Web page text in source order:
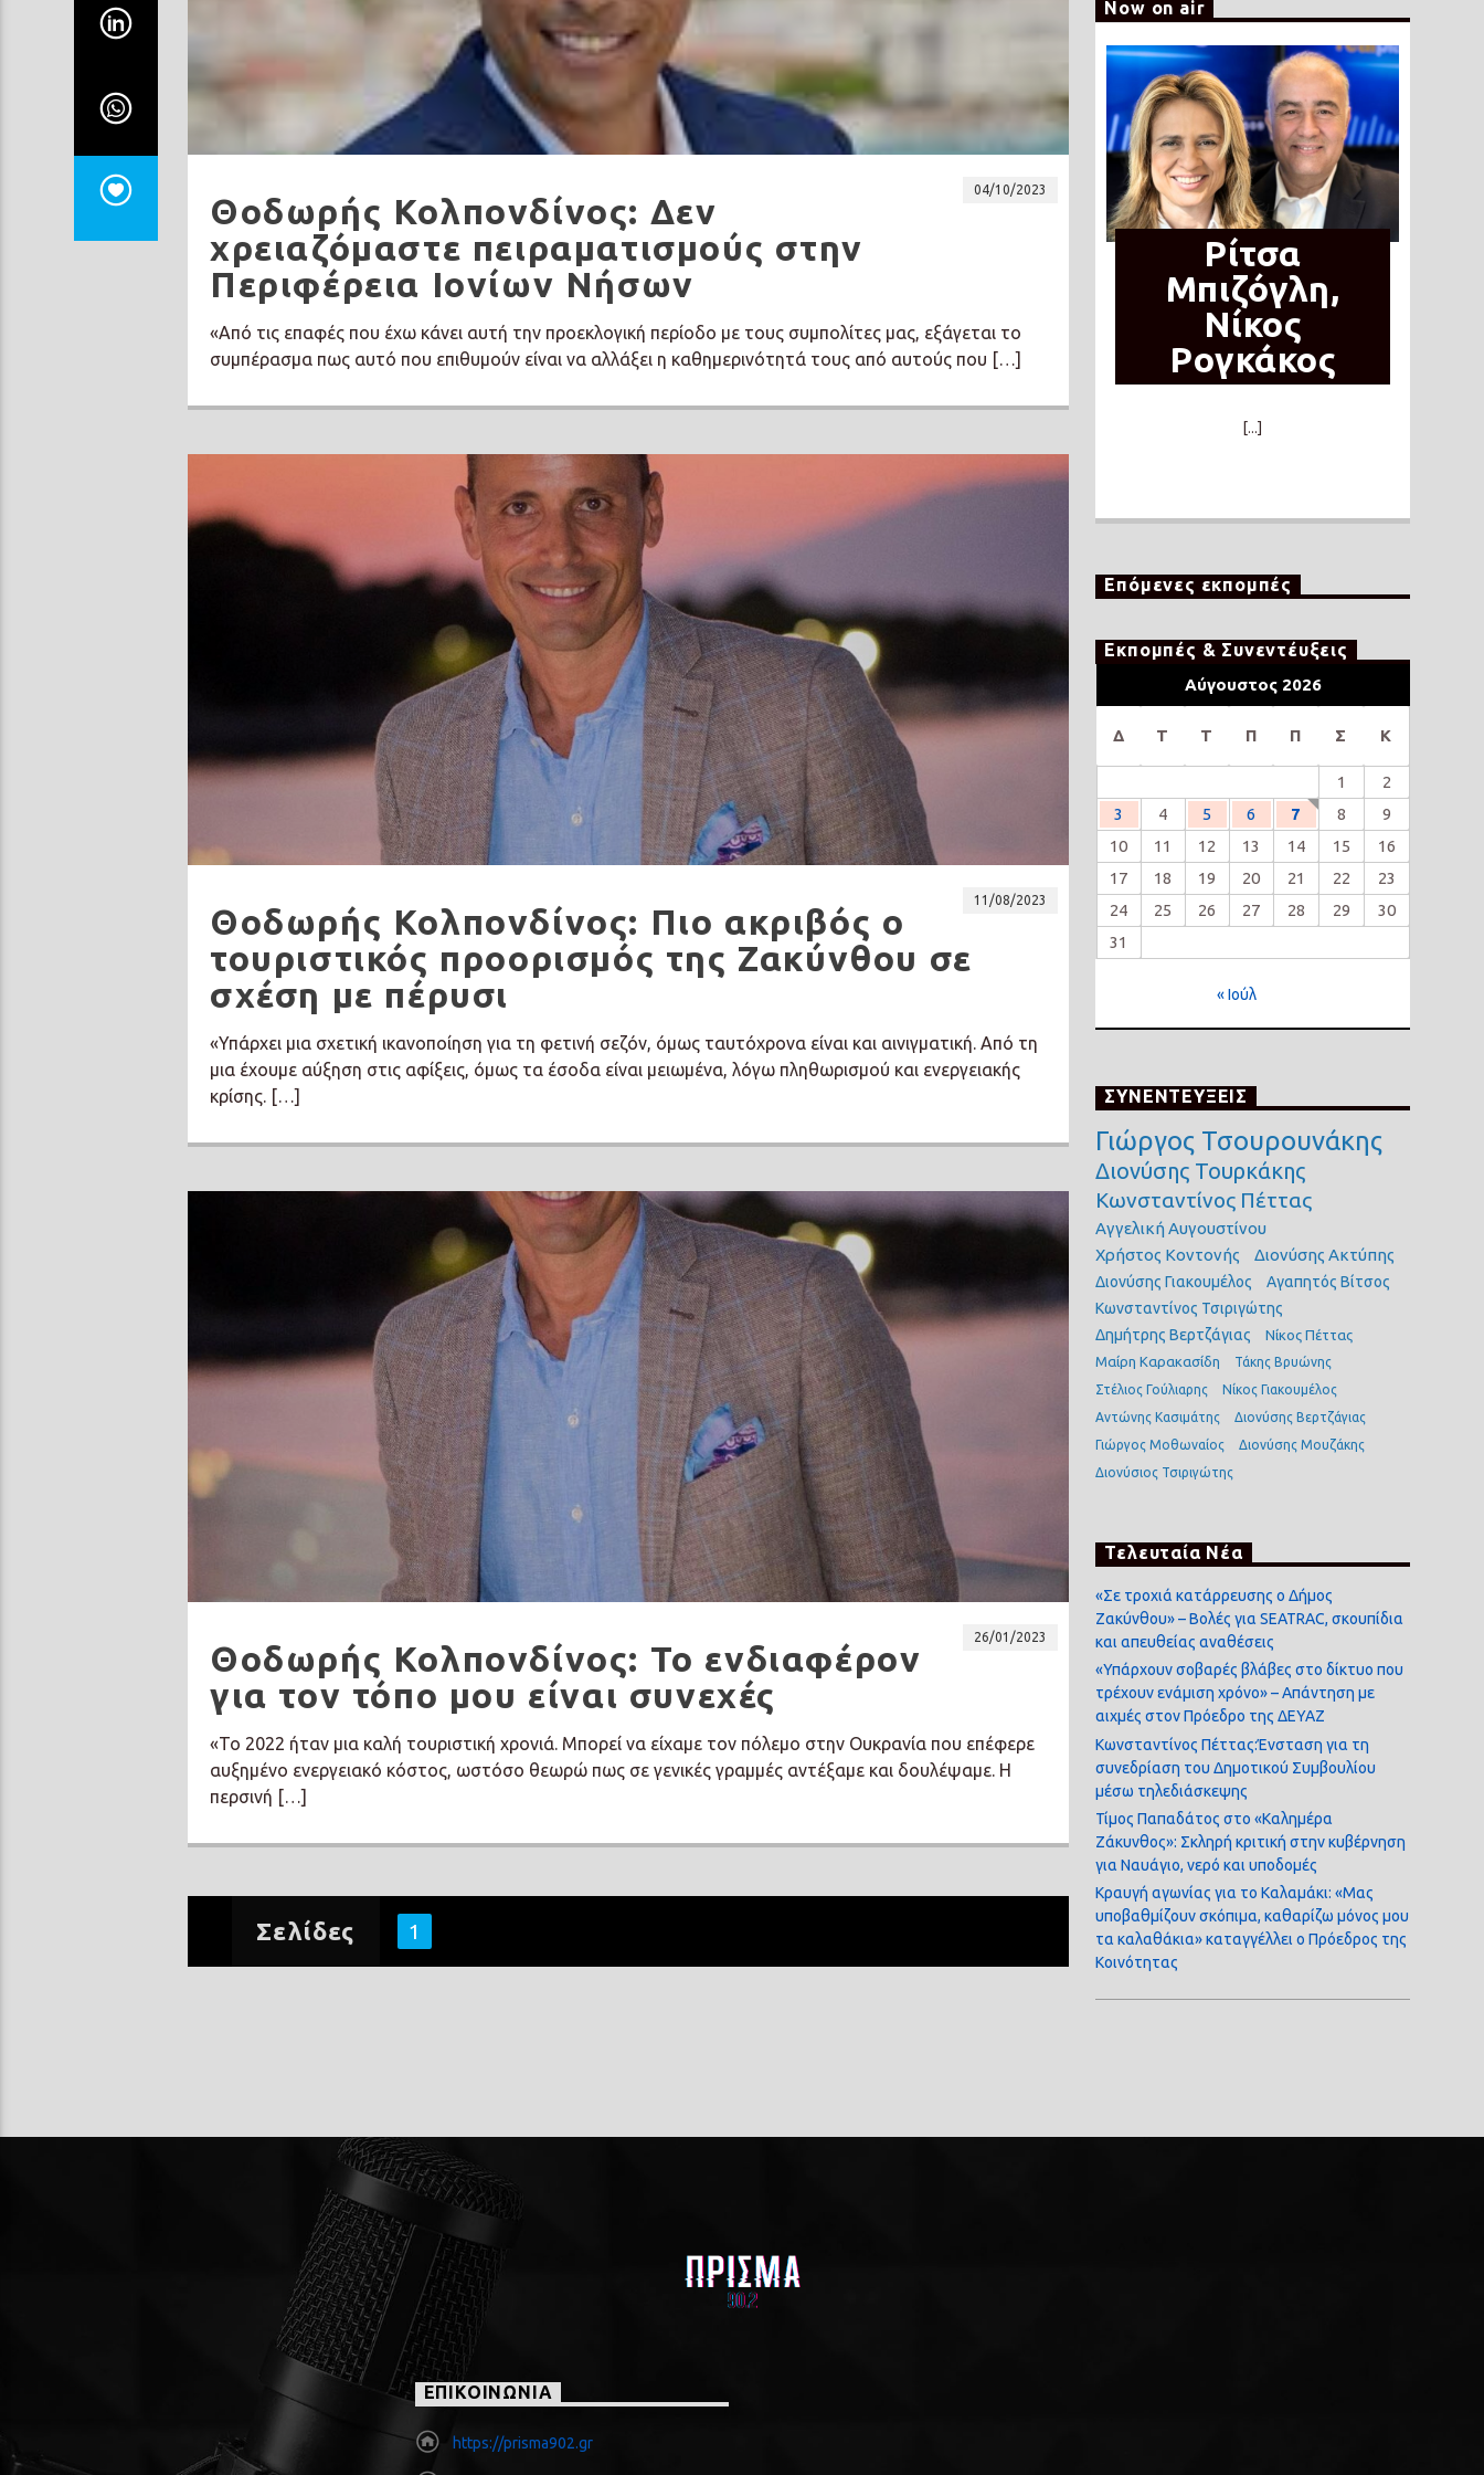
04/10/2023
Θοδωρής Κολπονδίνος: Δεν
χρειαζόμαστε πειραματισμούς στην
Περιφέρεια Ιονίων Νήσων
«Από τις επαφές που έχω κάνει αυτή την προεκλογική περίοδο με τους συμπολίτες μας, εξάγεται το
συμπέρασμα πως αυτό που επιθυμούν είναι να αλλάξει η καθημερινότητά τους από αυτούς που […]
11/08/2023
Θοδωρής Κολπονδίνος: Πιο ακριβός ο
τουριστικός προορισμός της Ζακύνθου σε
σχέση με πέρυσι
«Υπάρχει μια σχετική ικανοποίηση για τη φετινή σεζόν, όμως ταυτόχρονα είναι και αινιγματική. Από τη
μια έχουμε αύξηση στις αφίξεις, όμως τα έσοδα είναι μειωμένα, λόγω πληθωρισμού και ενεργειακής
κρίσης. […]
26/01/2023
Θοδωρής Κολπονδίνος: Το ενδιαφέρον
για τον τόπο μου είναι συνεχές
«Το 2022 ήταν μια καλή τουριστική χρονιά. Μπορεί να είχαμε τον πόλεμο στην Ουκρανία που επέφερε
αυξημένο ενεργειακό κόστος, ωστόσο θεωρώ πως σε γενικές γραμμές αντέξαμε και δουλέψαμε. Η
περσινή […]
Σελίδες 1
Now on air
Ρίτσα
Μπιζόγλη,
Νίκος
Ρογκάκος
[...]
Επόμενες εκπομπές
Εκπομπές & Συνεντέυξεις
Αύγουστος 2026
Δ Τ Τ Π Π Σ Κ
1
2
3
4 5 6 7 8
9
10
11 12 13 14 15
16
17
18 19 20 21 22
23
24
25 26 27 28 29
30
31
« Ιούλ
ΣΥΝΕΝΤΕΥΞΕΙΣ
Γιώργος Τσουρουνάκης
Διονύσης Τουρκάκης
Κωνσταντίνος Πέττας
Αγγελική Αυγουστίνου
Χρήστος Κοντονής
Διονύσης Ακτύπης
Διονύσης Γιακουμέλος
Αγαπητός Βίτσος
Κωνσταντίνος Τσιριγώτης
Δημήτρης Βερτζάγιας
Νίκος Πέττας
Μαίρη Καρακασίδη
Τάκης Βρυώνης
Στέλιος Γούλιαρης
Νίκος Γιακουμέλος
Αντώνης Κασιμάτης
Διονύσης Βερτζάγιας
Γιώργος Μοθωναίος
Διονύσης Μουζάκης
Διονύσιος Τσιριγώτης
Τελευταία Νέα
«Σε τροχιά κατάρρευσης ο Δήμος
Ζακύνθου» – Βολές για SEATRAC, σκουπίδια
και απευθείας αναθέσεις
«Υπάρχουν σοβαρές βλάβες στο δίκτυο που
τρέχουν ενάμιση χρόνο» – Απάντηση με
αιχμές στον Πρόεδρο της ΔΕΥΑΖ
Κωνσταντίνος Πέττας:Ένσταση για τη
συνεδρίαση του Δημοτικού Συμβουλίου
μέσω τηλεδιάσκεψης
Τίμος Παπαδάτος στο «Καλημέρα
Ζάκυνθος»: Σκληρή κριτική στην κυβέρνηση
για Ναυάγιο, νερό και υποδομές
Κραυγή αγωνίας για το Καλαμάκι: «Μας
υποβαθμίζουν σκόπιμα, καθαρίζω μόνος μου
τα καλαθάκια» καταγγέλλει ο Πρόεδρος της
Κοινότητας
ΕΠΙΚΟΙΝΩΝΙΑ
https://prisma902.gr